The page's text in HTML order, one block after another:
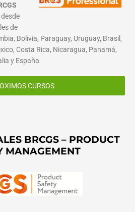
desde
de
Bolivia, Paraguay, Uruguay, Brasil,
Costa Rica, Nicaragua, Panamá,
y España
CURSOS
BRCGS – PRODUCT
MANAGEMENT